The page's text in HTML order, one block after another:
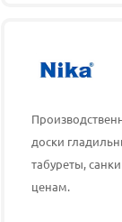
доски
табуреты,
ценам.